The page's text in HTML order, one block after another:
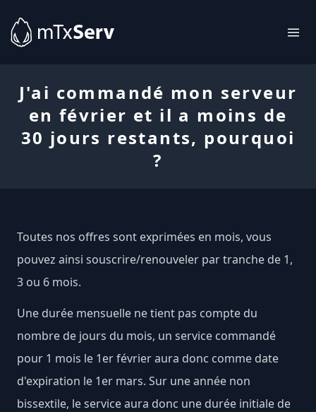
J'ai commandé mon serveur
en février et il a moins de
30 jours restants, pourquoi
?
Toutes nos offres sont exprimées en mois, vous
pouvez ainsi souscrire/renouveler par tranche de 1,
3 ou 6 mois.
Une durée mensuelle ne tient pas compte du
nombre de jours du mois, un service commandé
pour 1 mois le 1er février aura donc comme date
d'expiration le 1er mars. Sur une année non
bissextile, le service aura donc une durée initiale de